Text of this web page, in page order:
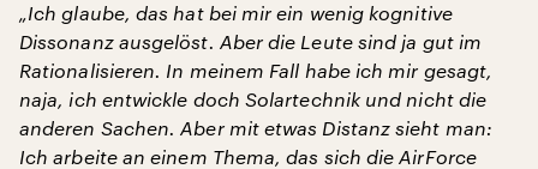
„Ich glaube, das hat bei mir ein wenig kognitive
Dissonanz ausgelöst. Aber die Leute sind ja gut im
Rationalisieren. In meinem Fall habe ich mir gesagt,
naja, ich entwickle doch Solartechnik und nicht die
anderen Sachen. Aber mit etwas Distanz sieht man:
Ich arbeite an einem Thema, das sich die AirForce